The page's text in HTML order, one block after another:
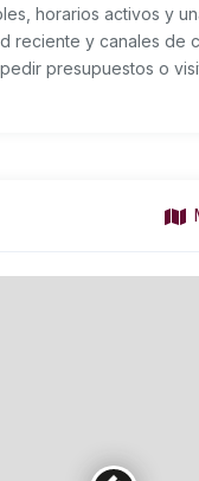
horarios activos y
reciente y canales de
presupuestos o